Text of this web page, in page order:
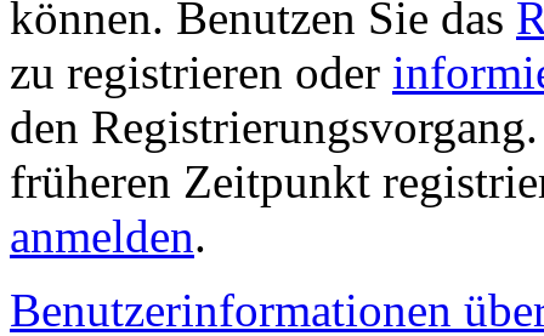
können. Benutzen Sie das
zu registrieren oder
den
früheren Zeitpunkt
anmelden.
Benutzerinformationen